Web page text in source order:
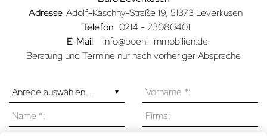
Adresse Adolf-Kaschny-Straße 19, 51373 Leverkusen
Telefon 0214 - 23080401
E-Mail
info@boehl-immobilien.de
Beratung und Termine nur nach vorheriger Absprache